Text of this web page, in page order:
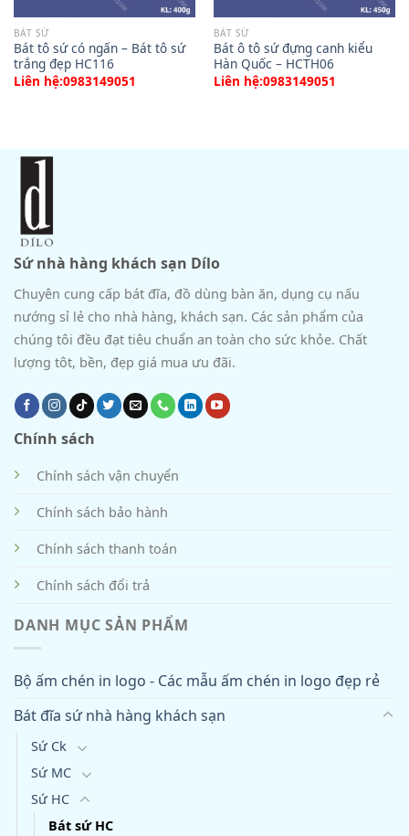
BÁT SỨ
Bát tô sứ có ngấn – Bát tô sứ
trắng đẹp HC116
Liên hệ:0983149051
BÁT SỨ
Bát ô tô sứ đựng canh kiểu
Hàn Quốc – HCTH06
Liên hệ:0983149051
Sứ nhà hàng khách sạn Dílo
Chuyên cung cấp bát đĩa, đồ dùng bàn ăn, dụng cụ nấu
nướng sỉ lẻ cho nhà hàng, khách sạn. Các sản phẩm của
chúng tôi đều đạt tiêu chuẩn an toàn cho sức khỏe. Chất
lượng tôt, bền, đẹp giá mua ưu đãi.
Chính sách
Chính sách vận chuyển
Chính sách bảo hành
Chính sách thanh toán
Chính sách đổi trả
DANH MỤC SẢN PHẨM
Bộ ấm chén in logo - Các mẫu ấm chén in logo đẹp rẻ
Bát đĩa sứ nhà hàng khách sạn
Sứ Ck
Sứ MC
Sứ HC
Bát sứ HC